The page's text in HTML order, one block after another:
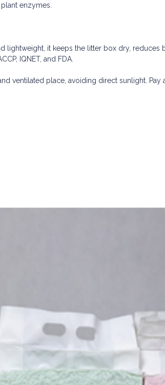
enzymes.
lightweight, it keeps the litter box dry, reduces
IQNET, and FDA.
ventilated place, avoiding direct sunlight. Pay